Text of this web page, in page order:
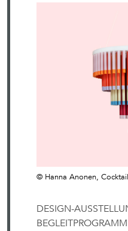
© Hanna Anonen,
DESIGN-